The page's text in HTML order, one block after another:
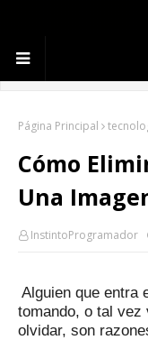
Página Principal
Cómo
Una
InstintoProgramador
Alguien que entra
tomando, o tal vez
olvidar, son